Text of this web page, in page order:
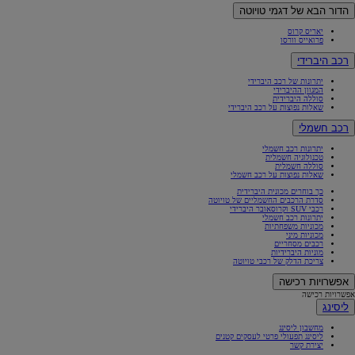
הדור הבא של דגמי טויוטה
יאריס קרוס
פרואייס וורסו
רכב היברידי
יתרונות של רכב היברידי
המגוון ההיברידי
סוללה היברידית
שאלות נפוצות על רכב היברידי
רכב חשמלי
יתרונות רכב חשמלי
טכנולוגיה חשמלית
סוללה חשמלית
שאלות נפוצות על רכב חשמלי
כך בוחרים מכונית היברידית
סדרת הרכבים החשמליים של טויוטה
רכבי SUV וקרוסאובר היברידי
יתרונות רכב חשמלי
מכוניות משפחתיות
מכוניות מיני
רכבים מסחריים
מוניות היברידיות
צריכת הדלק של רכבי טויוטה
אפשרויות רכישה
אפשרויות רכישה
ליסינג
מחשבון ליסינג
ליסינג תפעולי פרטי לעסקים קטנים
יצירת קשר